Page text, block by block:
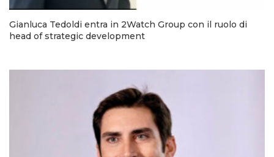
Gianluca Tedoldi entra in 2Watch Group con il ruolo di
head of strategic development